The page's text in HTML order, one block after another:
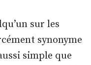
sur les
synonyme
simple que